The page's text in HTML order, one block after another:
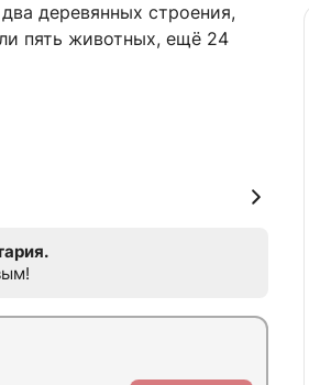
деревянных строения,
пять животных, ещё 24